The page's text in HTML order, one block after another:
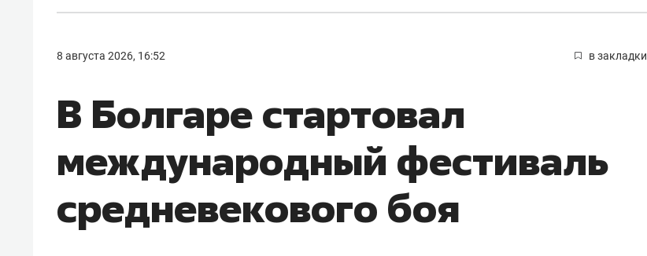
8 августа 2026, 16:52 в закладки
В Болгаре стартовал
международный фестиваль
средневекового боя